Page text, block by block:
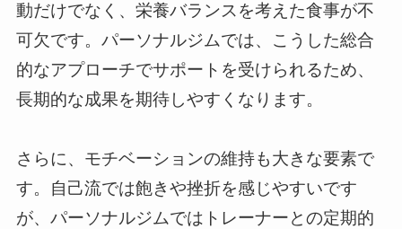
動だけでなく、栄養バランスを考えた食事が不
可欠です。パーソナルジムでは、こうした総合
的なアプローチでサポートを受けられるため、
長期的な成果を期待しやすくなります。
さらに、モチベーションの維持も大きな要素で
す。自己流では飽きや挫折を感じやすいです
が、パーソナルジムではトレーナーとの定期的